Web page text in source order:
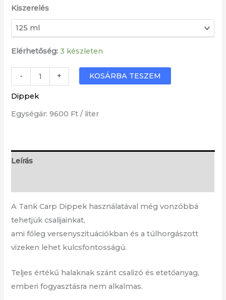
Kiszerelés
Elérhetőség: 3 készleten
-
Rák
dip
/KR/
+ KOSÁRBA TESZEM
Dippek
Egységár: 9600 Ft / liter
Leírás
A Tank Carp Dippek használatával még vonzóbbá
tehetjük csalijainkat,
ami főleg versenyszituációkban és a túlhorgászott
vizeken lehet kulcsfontosságú.
Teljes értékű halaknak szánt csalizó és etetőanyag,
emberi fogyasztásra nem alkalmas.